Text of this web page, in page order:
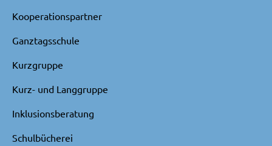
Kooperationspartner
Ganztagsschule
Kurzgruppe
Kurz- und Langgruppe
Inklusionsberatung
Schulbücherei